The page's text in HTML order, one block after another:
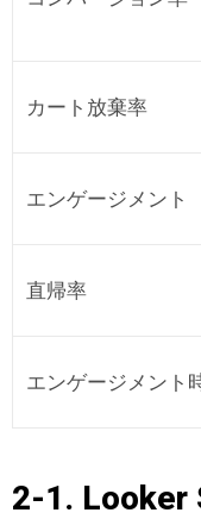
カート放棄率
エンゲージメント
直帰率
エンゲージメント
2-1. Looker